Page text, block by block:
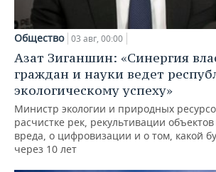
Общество 03 авг, 00:00
Азат Зиганшин: «Синергия
граждан и науки ведет
экологическому успеху»
Министр экологии и природных
расчистке рек, рекультивации
вреда, о цифровизации и о том, какой
через 10 лет